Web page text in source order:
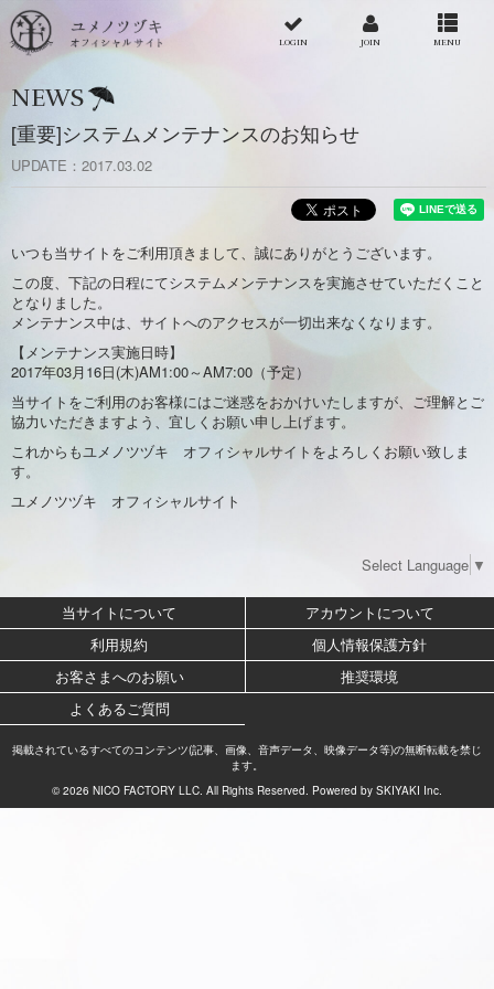
LOGIN JOIN MENU
NEWS
[重要]システムメンテナンスのお知らせ
UPDATE 2017.03.02
いつも当サイトをご利用頂きまして、誠にありがとうございます。
この度、下記の日程にてシステムメンテナンスを実施させていただくこと
となりました。
メンテナンス中は、サイトへのアクセスが一切出来なくなります。
【メンテナンス実施日時】
2017年03月16日(木)AM1:00～AM7:00（予定）
当サイトをご利用のお客様にはご迷惑をおかけいたしますが、ご理解とご
協力いただきますよう、宜しくお願い申し上げます。
これからもユメノツヅキ オフィシャルサイトをよろしくお願い致しま
す。
ユメノツヅキ オフィシャルサイト
Select Language ▼
当サイトについて
アカウントについて
利用規約
個人情報保護方針
お客さまへのお願い
推奨環境
よくあるご質問
掲載されているすべてのコンテンツ(記事、画像、音声データ、映像データ等)の無断転載を禁じ
ます。
© 2026 NICO FACTORY LLC. All Rights Reserved. Powered by SKIYAKI Inc.